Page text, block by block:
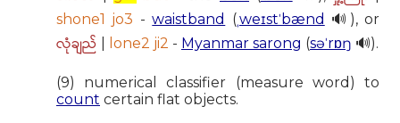
shone1 jo3 -waistband (ˌweɪstˈbænd 🔊), or
လုံချည် lone2 ji2 - Myanmar sarong (səˈrɒŋ 🔊).
(9) numerical classifier (measure word) to
count certain flat objects.